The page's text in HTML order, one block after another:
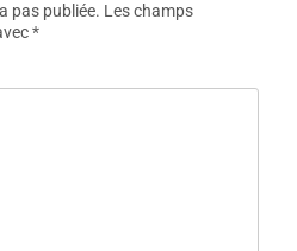
pas publiée. Les champs
*